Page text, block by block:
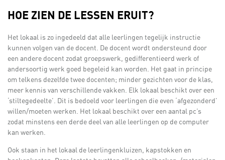
HOE ZIEN DE LESSEN ERUIT?
Het lokaal is zo ingedeeld dat alle leerlingen tegelijk instructie
kunnen volgen van de docent. De docent wordt ondersteund door
een andere docent zodat groepswerk, gedifferentieerd werk of
andersoortig werk goed begeleid kan worden. Het gaat in principe
om telkens dezelfde twee docenten; minder gezichten voor de klas,
meer kennis van verschillende vakken. Elk lokaal beschikt over een
‘stiltegedeelte’. Dit is bedoeld voor leerlingen die even ‘afgezonderd’
willen/moeten werken. Het lokaal beschikt over een aantal pc’s
zodat minstens een derde deel van alle leerlingen op de computer
kan werken.
Ook staan in het lokaal de leerlingenkluizen, kapstokken en